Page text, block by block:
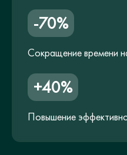
-70%
Сокращение времени
+40%
Повышение